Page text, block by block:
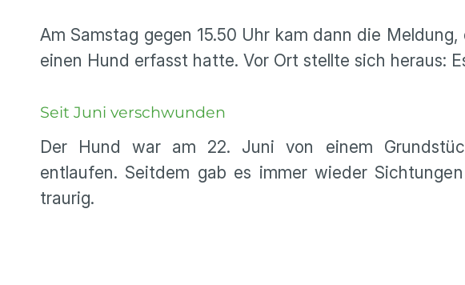
Am Samstag gegen 15.50 Uhr kam dann die
einen Hund erfasst hatte. Vor Ort stellte sich heraus:
Seit Juni verschwunden
Der Hund war am 22. Juni von einem
entlaufen. Seitdem gab es immer wieder
traurig.